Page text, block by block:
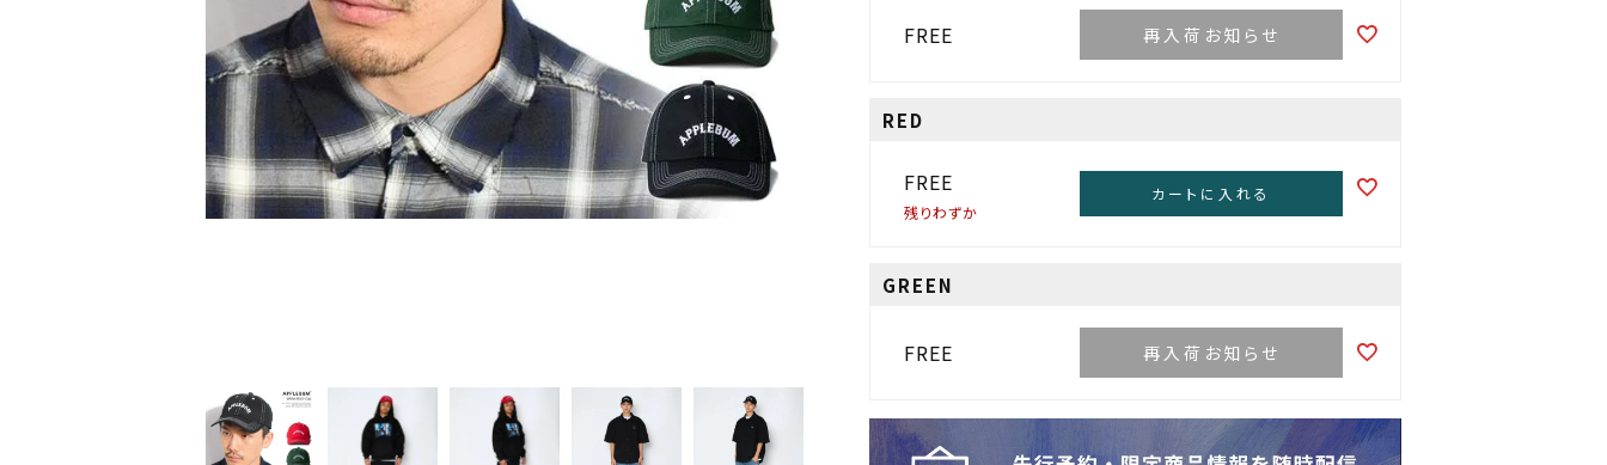
FREE 再入荷お知らせ
RED
FREE
残りわずか
カートに入れる
GREEN
FREE 再入荷お知らせ